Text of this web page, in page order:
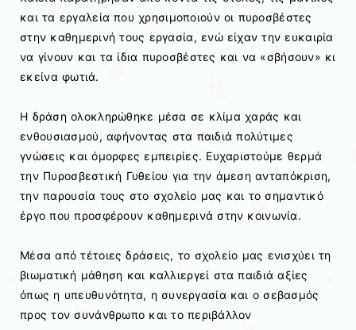
και τα εργαλεία που χρησιμοποιούν οι πυροσβέστες
στην καθημερινή τους εργασία, ενώ είχαν την ευκαιρία
να γίνουν και τα ίδια πυροσβέστες και να «σβήσουν» κι
εκείνα φωτιά.
Η δράση ολοκληρώθηκε μέσα σε κλίμα χαράς και
ενθουσιασμού, αφήνοντας στα παιδιά πολύτιμες
γνώσεις και όμορφες εμπειρίες. Ευχαριστούμε θερμά
την Πυροσβεστική Γυθείου για την άμεση ανταπόκριση,
την παρουσία τους στο σχολείο μας και το σημαντικό
έργο που προσφέρουν καθημερινά στην κοινωνία.
Μέσα από τέτοιες δράσεις, το σχολείο μας ενισχύει τη
βιωματική μάθηση και καλλιεργεί στα παιδιά αξίες
όπως η υπευθυνότητα, η συνεργασία και ο σεβασμός
προς τον συνάνθρωπο και το περιβάλλον